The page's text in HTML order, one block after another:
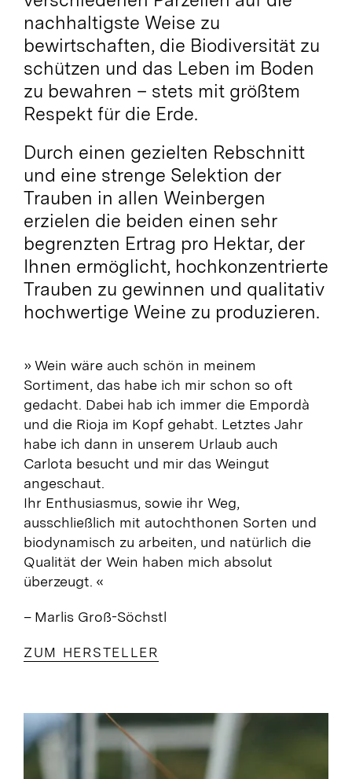
nachhaltigste Weise zu
bewirtschaften, die Biodiversität zu
schützen und das Leben im Boden
zu bewahren – stets mit größtem
Respekt für die Erde.
Durch einen gezielten Rebschnitt
und eine strenge Selektion der
Trauben in allen Weinbergen
erzielen die beiden einen sehr
begrenzten Ertrag pro Hektar, der
Ihnen ermöglicht, hochkonzentrierte
Trauben zu gewinnen und qualitativ
hochwertige Weine zu produzieren.
» Wein wäre auch schön in meinem
Sortiment, das habe ich mir schon so oft
gedacht. Dabei hab ich immer die Empordà
und die Rioja im Kopf gehabt. Letztes Jahr
habe ich dann in unserem Urlaub auch
Carlota besucht und mir das Weingut
angeschaut.
Ihr Enthusiasmus, sowie ihr Weg,
ausschließlich mit autochthonen Sorten und
biodynamisch zu arbeiten, und natürlich die
Qualität der Wein haben mich absolut
überzeugt. «
– Marlis Groß-Söchstl
ZUM HERSTELLER